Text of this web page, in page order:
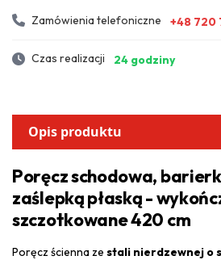
Zamówienia telefoniczne +48 720
Czas realizacji 24 godziny
Opis produktu
Poręcz schodowa,
zaślepką płaską -
szczotkowane 420 cm
Poręcz ścienna ze stali nierdzewnej o